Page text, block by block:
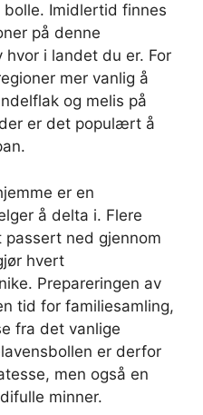
Imidlertid finnes
på denne
i landet du er. For
mer vanlig å
og melis på
er det populært å
er en
å delta i. Flere
ned gjennom
hvert
Prepareringen av
tid for familiesamling,
fra det vanlige
er derfor
men også en
minner.